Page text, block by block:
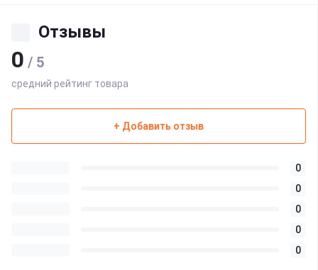
Отзывы
0 / 5
средний рейтинг товара
+ Добавить отзыв
0
0
0
0
0